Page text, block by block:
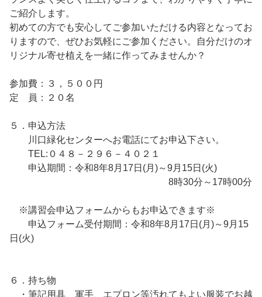
ご紹介します。
初めての方でも安心してご参加いただける内容となってお
りますので、ぜひお気軽にご参加ください。自分だけのオ
リジナル寄せ植えを一緒に作ってみませんか？
参加費：３，５００円
定 員：２０名
５．申込方法
川口緑化センターへお電話にてお申込下さい。
TEL:０４８－２９６－４０２１
申込期間：令和8年8月17日(月)～9月15日(火)
8時30分～17時00分
※講習会申込フォームからもお申込できます※
申込フォーム受付期間：令和8年8月17日(月)～9月15
日(火)
６．持ち物
・筆記用具、軍手、エプロン等汚れてもよい服装でお越